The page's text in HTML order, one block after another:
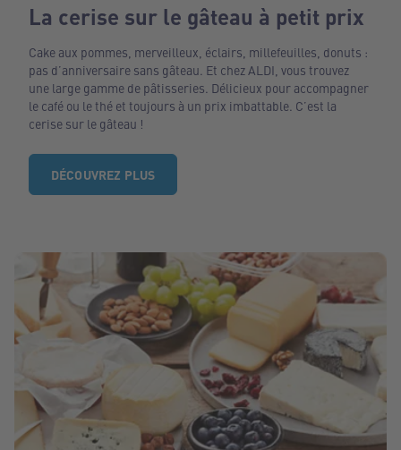
La cerise sur le gâteau à petit prix
Cake aux pommes, merveilleux, éclairs, millefeuilles, donuts :
pas d’anniversaire sans gâteau. Et chez ALDI, vous trouvez
une large gamme de pâtisseries. Délicieux pour accompagner
le café ou le thé et toujours à un prix imbattable. C’est la
cerise sur le gâteau !
DÉCOUVREZ PLUS